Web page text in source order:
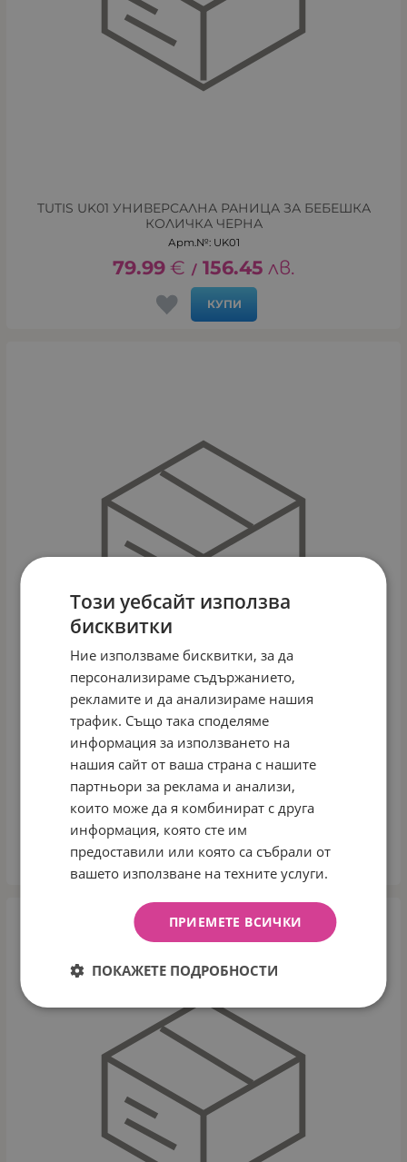
TUTIS UK01 УНИВЕРСАЛНА РАНИЦА ЗА БЕБЕШКА
КОЛИЧКА ЧЕРНА
Арт.№: UK01
79.99 € / 156.45 лв.
КУПИ
TUTIS MIO 3+ БЕБЕШКА КОЛИЧКА 2В1
Арт.№: 10626356
899.00 € / 1758.29 лв.
ВАРИАНТИ
Този уебсайт използва
бисквитки
Ние използваме бисквитки, за да
персонализираме съдържанието,
рекламите и да анализираме нашия
трафик. Също така споделяме
информация за използването на
нашия сайт от ваша страна с нашите
партньори за реклама и анализи,
които може да я комбинират с друга
информация, която сте им
предоставили или която са събрали от
вашето използване на техните услуги.
ПРИЕМЕТЕ ВСИЧКИ
ПОКАЖЕТЕ ПОДРОБНОСТИ